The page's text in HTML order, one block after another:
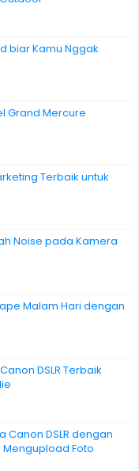
biar Kamu Nggak
Grand Mercure
Terbaik untuk
Noise pada Kamera
Malam Hari dengan
DSLR Terbaik
Canon DSLR dengan
Mengupload Foto